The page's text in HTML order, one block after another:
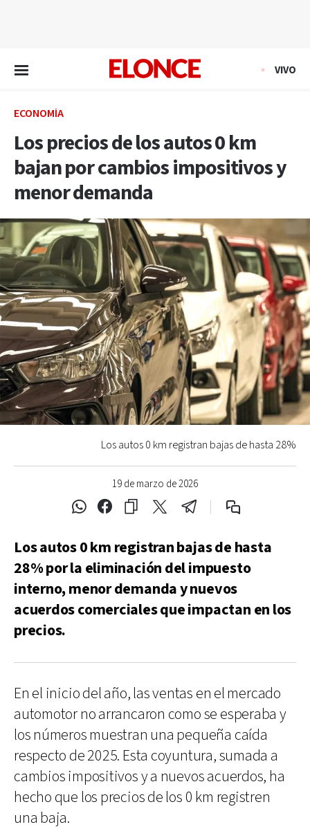
VIVO
ECONOMÍA
Los precios de los autos 0 km
bajan por cambios impositivos y
menor demanda
19 de marzo de 2026
Los autos 0 km registran bajas de hasta 28%
Los autos 0 km registran bajas de hasta
28% por la eliminación del impuesto
interno, menor demanda y nuevos
acuerdos comerciales que impactan en los
precios.
En el inicio del año, las ventas en el mercado
automotor no arrancaron como se esperaba y
los números muestran una pequeña caída
respecto de 2025. Esta coyuntura, sumada a
cambios impositivos y a nuevos acuerdos, ha
hecho que los precios de los 0 km registren
una baja.